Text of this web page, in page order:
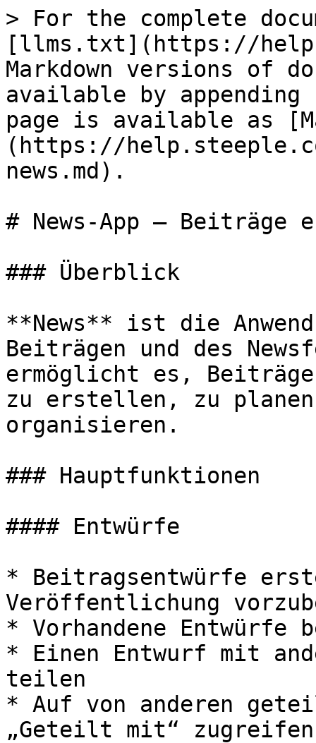
> For the complete
[llms.txt](https://
Markdown versions of
available by
page is available as
(https://
news.md).
# News-App — Beiträge
### Überblick
**News** ist die
Beiträgen und des
ermöglicht es,
zu erstellen, zu
organisieren.
### Hauptfunktionen
#### Entwürfe
* Beitragsentwürfe
Veröffentlichung
* Vorhandene Entwürfe
* Einen Entwurf mit
teilen
* Auf von anderen
„Geteilt mit“ zugreifen